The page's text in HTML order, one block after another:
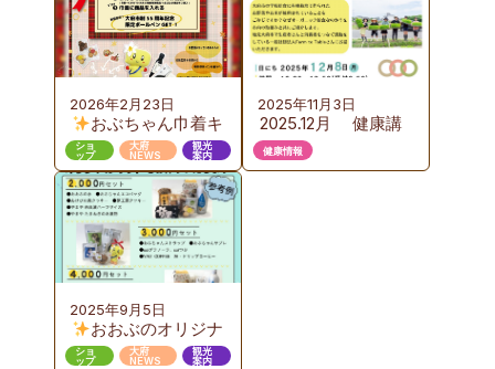
2026年2月23日
おぶちゃん巾着キ
ャンペーン 第３弾
ショ
ップ
大府
NEWS
観光
案内
2025年11月3日
2025.12月 健康講
座のご案内 『お
いしい給食から始め
健康情報
2025年9月5日
おおぶのオリジナ
ルギフト販売
ショ
ップ
大府
NEWS
観光
案内